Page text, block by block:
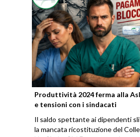
Produttività 2024 ferma alla
e tensioni con i sindacati
Il saldo spettante ai dipendenti
la mancata ricostituzione del